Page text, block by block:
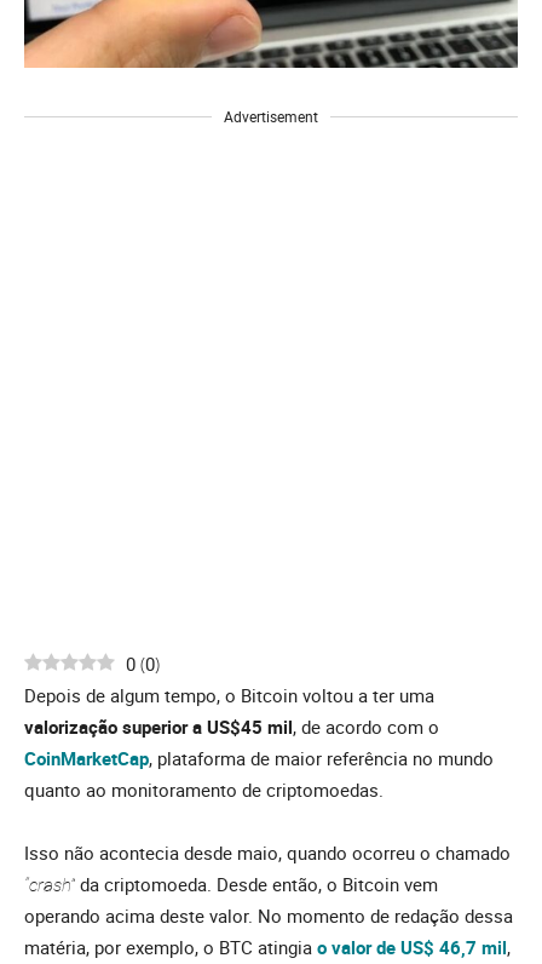
Advertisement
0 (0)
Depois de algum tempo, o Bitcoin voltou a ter uma
valorização superior a US$45 mil, de acordo com o
CoinMarketCap, plataforma de maior referência no mundo
quanto ao monitoramento de criptomoedas.
Isso não acontecia desde maio, quando ocorreu o chamado
“crash” da criptomoeda. Desde então, o Bitcoin vem
operando acima deste valor. No momento de redação dessa
matéria, por exemplo, o BTC atingia o valor de US$ 46,7 mil,